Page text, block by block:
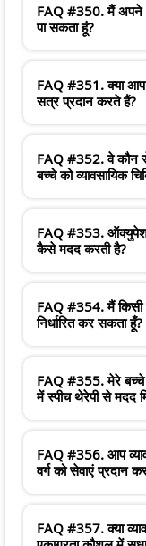
FAQ #350. मैं अपने
पा सकता हूं?
FAQ #351. क्या आप
सत्र प्रदान करते हैं?
FAQ #352. वे कौन
बच्चे को व्यावसायिक
FAQ #353.
कैसे मदद करती है?
FAQ #354. मैं किसी
निर्धारित कर सकता हूँ?
FAQ #355. मेरे बच्चे
में स्पीच थेरेपी से मदद
FAQ #356. आप
वर्ग को सेवाएं प्रदान
FAQ #357. क्या